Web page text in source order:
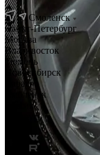
Смоленск
Санкт-Петербург
Москва
Владивосток
Тюмень
Новосибирск
Саратов
Смоленск
Россия
Беларусь